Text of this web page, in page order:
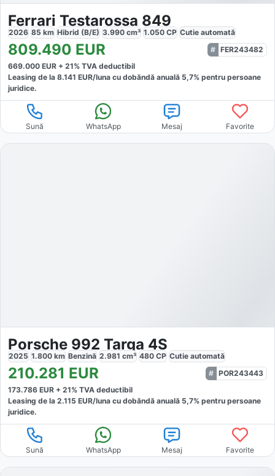
Ferrari Testarossa 849
2026 85 km Hibrid (B/E) 3.990 cm³ 1.050 CP Cutie automată
809.490 EUR
FER243482
669.000 EUR + 21% TVA deductibil
Leasing de la 8.141 EUR/luna cu dobăndă anuală 5,7% pentru persoane
juridice.
Sună WhatsApp Mesaj Favorite
Porsche 992 Targa 4S
2025 1.800 km Benzină 2.981 cm³ 480 CP Cutie automată
210.281 EUR
POR243443
173.786 EUR + 21% TVA deductibil
Leasing de la 2.115 EUR/luna cu dobăndă anuală 5,7% pentru persoane
juridice.
Sună WhatsApp Mesaj Favorite